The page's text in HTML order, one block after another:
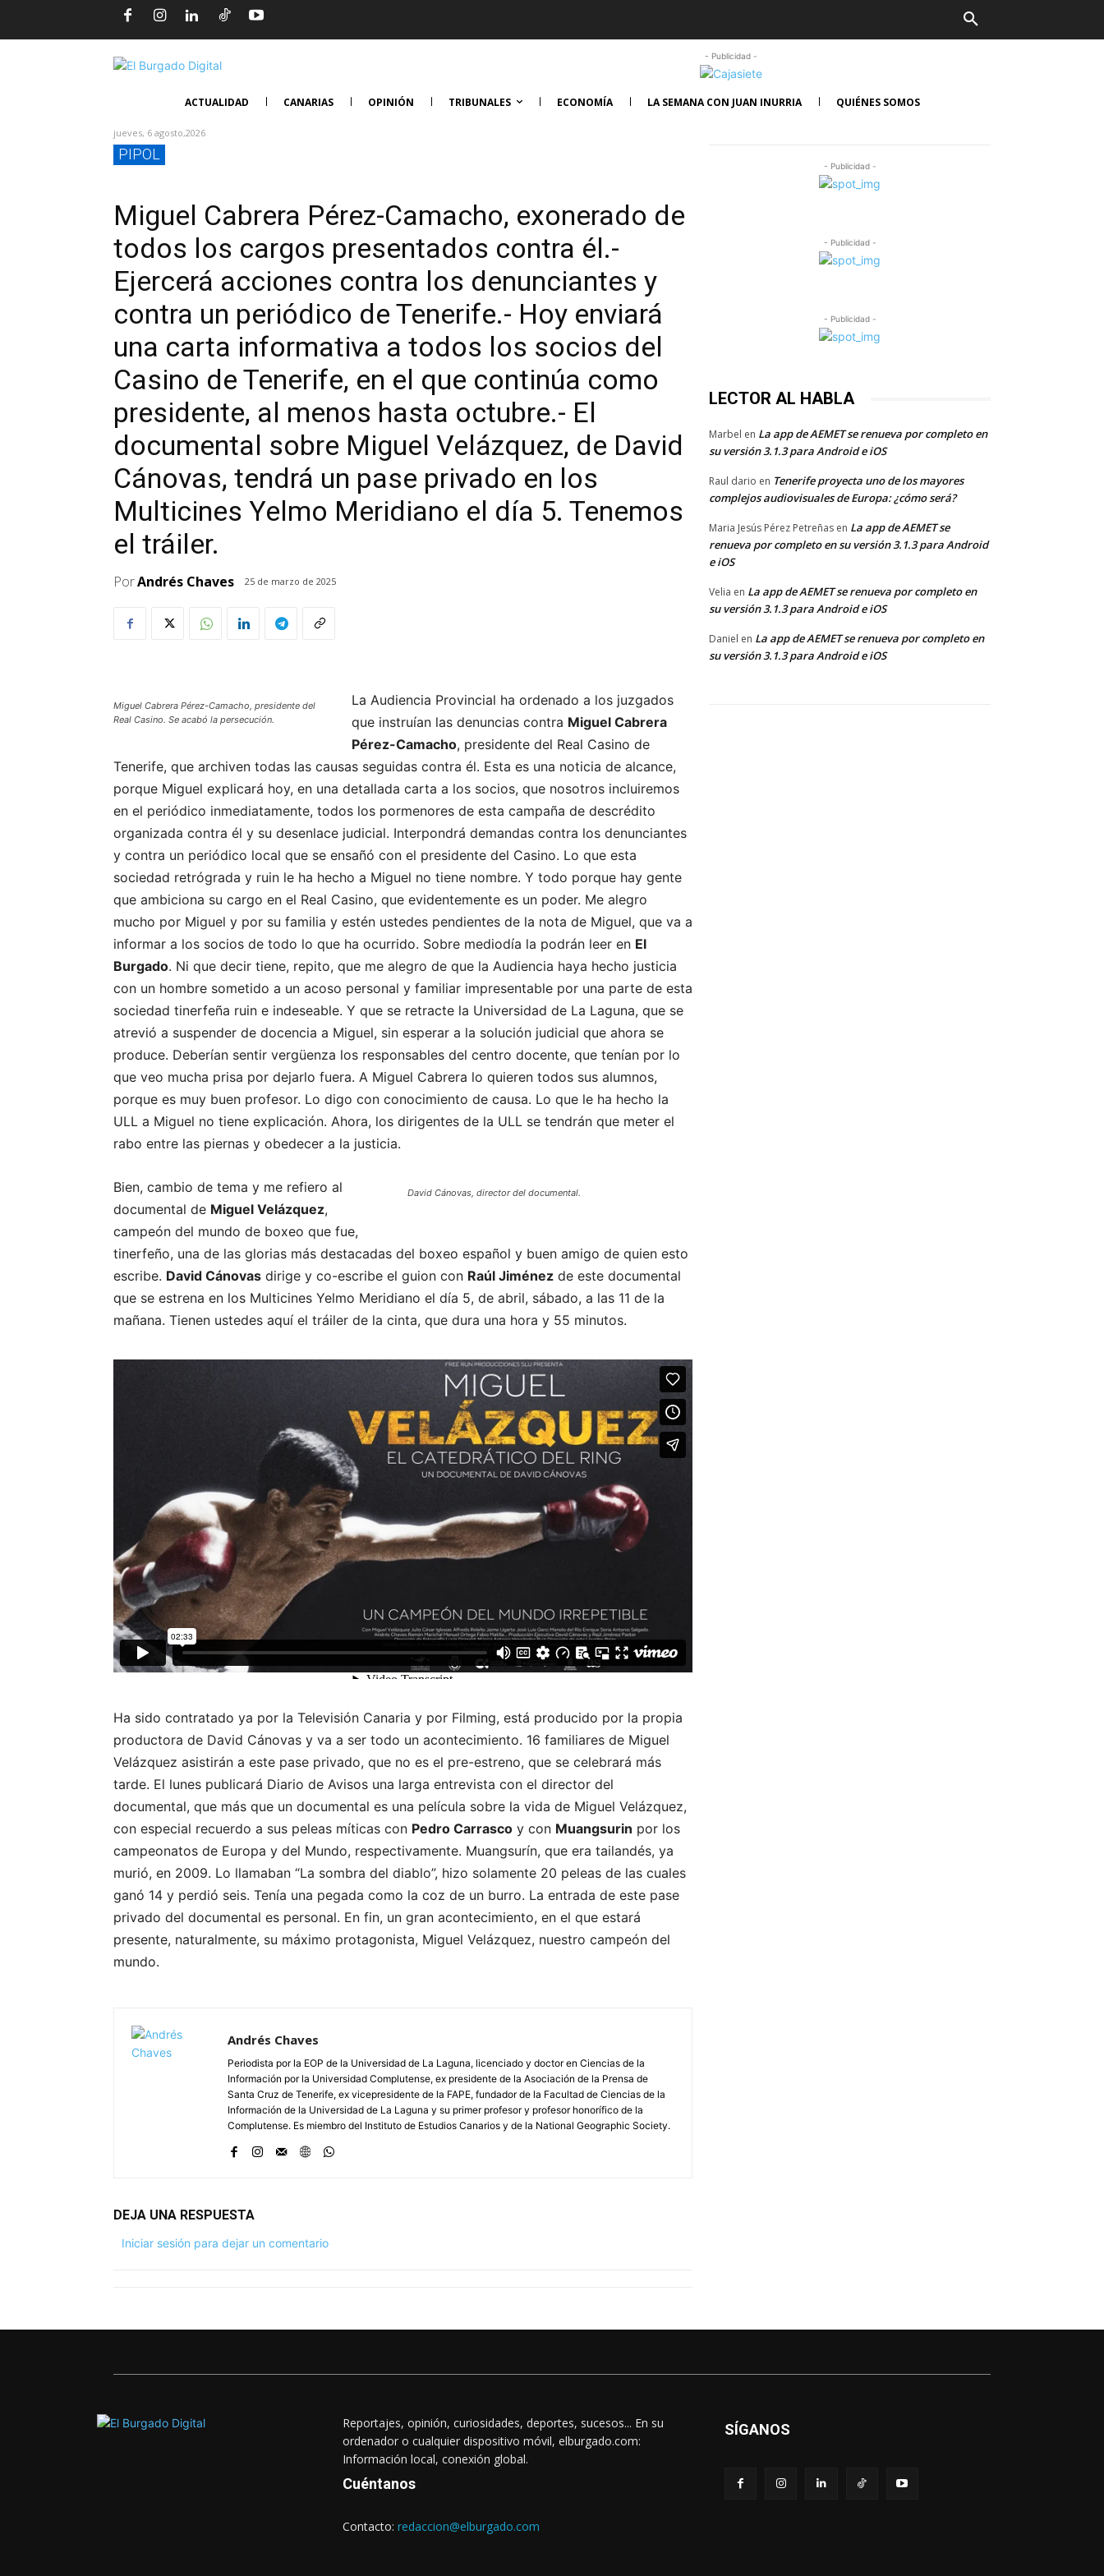
- Publicidad -
ACTUALIDAD CANARIAS OPINIÓN TRIBUNALES ECONOMÍA LA SEMANA CON JUAN INURRIA QUIÉNES SOMOS
jueves, 6 agosto,2026
PIPOL
Miguel Cabrera Pérez-Camacho, exonerado de
todos los cargos presentados contra él.-
Ejercerá acciones contra los denunciantes y
contra un periódico de Tenerife.- Hoy enviará
una carta informativa a todos los socios del
Casino de Tenerife, en el que continúa como
presidente, al menos hasta octubre.- El
documental sobre Miguel Velázquez, de David
Cánovas, tendrá un pase privado en los
Multicines Yelmo Meridiano el día 5. Tenemos
el tráiler.
PorAndrés Chaves 25 de marzo de 2025
Miguel Cabrera Pérez-Camacho, presidente del
Real Casino. Se acabó la persecución.
La Audiencia Provincial ha ordenado a los juzgados
que instruían las denuncias contra Miguel Cabrera
Pérez-Camacho, presidente del Real Casino de
Tenerife, que archiven todas las causas seguidas contra él. Esta es una noticia de alcance,
porque Miguel explicará hoy, en una detallada carta a los socios, que nosotros incluiremos
en el periódico inmediatamente, todos los pormenores de esta campaña de descrédito
organizada contra él y su desenlace judicial. Interpondrá demandas contra los denunciantes
y contra un periódico local que se ensañó con el presidente del Casino. Lo que esta
sociedad retrógrada y ruin le ha hecho a Miguel no tiene nombre. Y todo porque hay gente
que ambiciona su cargo en el Real Casino, que evidentemente es un poder. Me alegro
mucho por Miguel y por su familia y estén ustedes pendientes de la nota de Miguel, que va a
informar a los socios de todo lo que ha ocurrido. Sobre mediodía la podrán leer en El
Burgado. Ni que decir tiene, repito, que me alegro de que la Audiencia haya hecho justicia
con un hombre sometido a un acoso personal y familiar impresentable por una parte de esta
sociedad tinerfeña ruin e indeseable. Y que se retracte la Universidad de La Laguna, que se
atrevió a suspender de docencia a Miguel, sin esperar a la solución judicial que ahora se
produce. Deberían sentir vergüenza los responsables del centro docente, que tenían por lo
que veo mucha prisa por dejarlo fuera. A Miguel Cabrera lo quieren todos sus alumnos,
porque es muy buen profesor. Lo digo con conocimiento de causa. Lo que le ha hecho la
ULL a Miguel no tiene explicación. Ahora, los dirigentes de la ULL se tendrán que meter el
rabo entre las piernas y obedecer a la justicia.
David Cánovas, director del documental.
Bien, cambio de tema y me refiero al
documental de Miguel Velázquez,
campeón del mundo de boxeo que fue,
tinerfeño, una de las glorias más destacadas del boxeo español y buen amigo de quien esto
escribe. David Cánovas dirige y co-escribe el guion con Raúl Jiménez de este documental
que se estrena en los Multicines Yelmo Meridiano el día 5, de abril, sábado, a las 11 de la
mañana. Tienen ustedes aquí el tráiler de la cinta, que dura una hora y 55 minutos.
Ha sido contratado ya por la Televisión Canaria y por Filming, está producido por la propia
productora de David Cánovas y va a ser todo un acontecimiento. 16 familiares de Miguel
Velázquez asistirán a este pase privado, que no es el pre-estreno, que se celebrará más
tarde. El lunes publicará Diario de Avisos una larga entrevista con el director del
documental, que más que un documental es una película sobre la vida de Miguel Velázquez,
con especial recuerdo a sus peleas míticas con Pedro Carrasco y con Muangsurin por los
campeonatos de Europa y del Mundo, respectivamente. Muangsurín, que era tailandés, ya
murió, en 2009. Lo llamaban “La sombra del diablo”, hizo solamente 20 peleas de las cuales
ganó 14 y perdió seis. Tenía una pegada como la coz de un burro. La entrada de este pase
privado del documental es personal. En fin, un gran acontecimiento, en el que estará
presente, naturalmente, su máximo protagonista, Miguel Velázquez, nuestro campeón del
mundo.
Andrés Chaves
Periodista por la EOP de la Universidad de La Laguna, licenciado y doctor en Ciencias de la
Información por la Universidad Complutense, ex presidente de la Asociación de la Prensa de
Santa Cruz de Tenerife, ex vicepresidente de la FAPE, fundador de la Facultad de Ciencias de la
Información de la Universidad de La Laguna y su primer profesor y profesor honorífico de la
Complutense. Es miembro del Instituto de Estudios Canarios y de la National Geographic Society.
DEJA UNA RESPUESTA
Iniciar sesión para dejar un comentario
- Publicidad -
- Publicidad -
- Publicidad -
LECTOR AL HABLA
Marbel en La app de AEMET se renueva por completo en
su versión 3.1.3 para Android e iOS
Raul dario en Tenerife proyecta uno de los mayores
complejos audiovisuales de Europa: ¿cómo será?
Maria Jesús Pérez Petreñas en La app de AEMET se
renueva por completo en su versión 3.1.3 para Android
e iOS
Velia en La app de AEMET se renueva por completo en
su versión 3.1.3 para Android e iOS
Daniel en La app de AEMET se renueva por completo en
su versión 3.1.3 para Android e iOS
Reportajes, opinión, curiosidades, deportes, sucesos... En su
ordenador o cualquier dispositivo móvil, elburgado.com:
Información local, conexión global.
Cuéntanos
Contacto: redaccion@elburgado.com
SÍGANOS